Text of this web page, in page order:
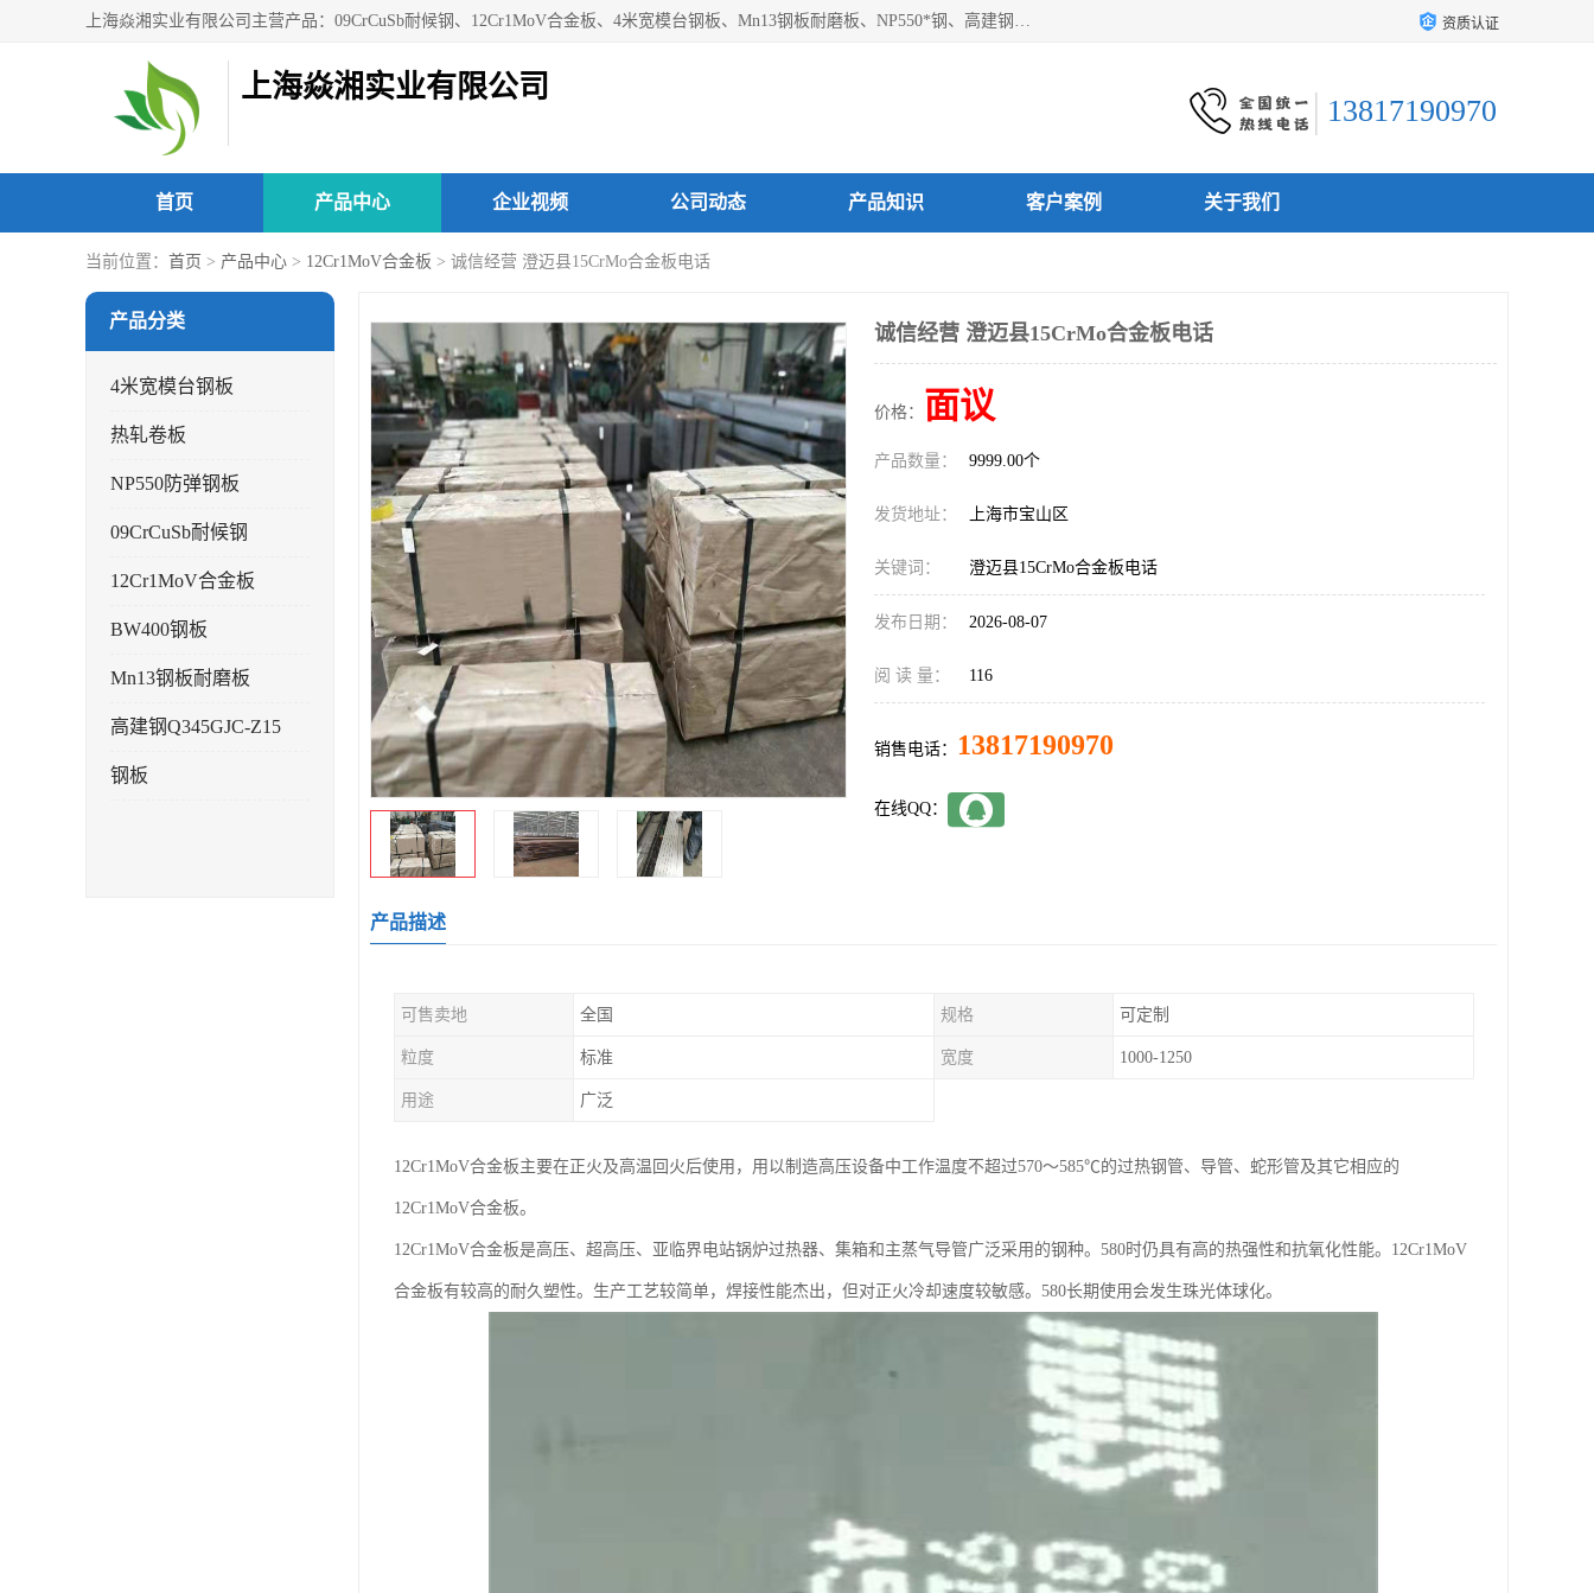
上海焱湘实业有限公司主营产品：09CrCuSb耐候钢、12Cr1MoV合金板、4米宽模台钢板、Mn13钢板耐磨板、NP550*钢、高建钢Q345GJC-Z15等；欢迎前来咨询选购。 资质认证
上海焱湘实业有限公司
13817190970
首页 产品中心 企业视频 公司动态 产品知识 客户案例 关于我们
当前位置： 首页 > 产品中心 > 12Cr1MoV合金板 > 诚信经营 澄迈县15CrMo合金板电话
产品分类
4米宽模台钢板
热轧卷板
NP550防弹钢板
09CrCuSb耐候钢
12Cr1MoV合金板
BW400钢板
Mn13钢板耐磨板
高建钢Q345GJC-Z15
钢板
诚信经营 澄迈县15CrMo合金板电话
价格： 面议
产品数量： 9999.00个
发货地址： 上海市宝山区
关键词： 澄迈县15CrMo合金板电话
发布日期： 2026-08-07
阅 读 量： 116
销售电话： 13817190970
在线QQ：
产品描述
可售卖地 全国 规格 可定制
粒度 标准 宽度 1000-1250
用途 广泛
12Cr1MoV合金板主要在正火及高温回火后使用，用以制造高压设备中工作温度不超过570～585℃的过热钢管、导管、蛇形管及其它相应的
12Cr1MoV合金板。
12Cr1MoV合金板是高压、超高压、亚临界电站锅炉过热器、集箱和主蒸气导管广泛采用的钢种。580时仍具有高的热强性和抗氧化性能。12Cr1MoV
合金板有较高的耐久塑性。生产工艺较简单，焊接性能杰出，但对正火冷却速度较敏感。580长期使用会发生珠光体球化。